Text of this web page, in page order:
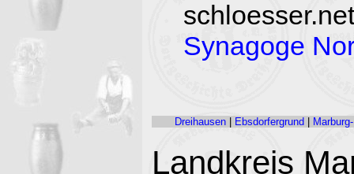
schloesser.net
Synagoge
Dreihausen| Ebsdorfergrund|
Landkreis